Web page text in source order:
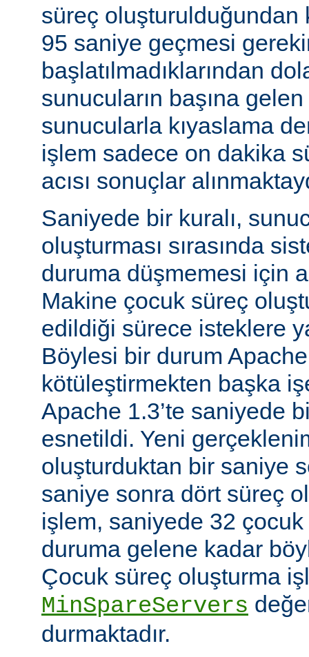
süreç oluşturulduğundan
95 saniye geçmesi
başlatılmadıklarından
sunucuların başına
sunucularla kıyaslama
işlem sadece on dakika
acısı sonuçlar
Saniyede bir kuralı,
oluşturması sırasında
duruma düşmemesi için
Makine çocuk süreç
edildiği sürece isteklere
Böylesi bir durum
kötüleştirmekten başka
Apache 1.3’te saniyede
esnetildi. Yeni
oluşturduktan bir saniye
saniye sonra dört süreç
işlem, saniyede 32
duruma gelene kadar
Çocuk süreç oluşturma
MinSpareServers
durmaktadır.